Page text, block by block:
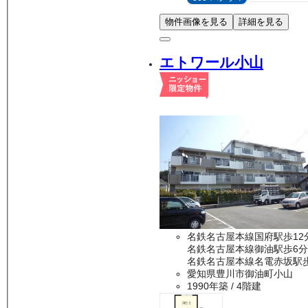
物件画像を見る 詳細を見る
エトワール小山
名鉄名古屋本線国府駅歩12
名鉄名古屋本線御油駅歩6分
名鉄名古屋本線名電赤坂駅
愛知県豊川市御油町小山
1990年築 / 4階建